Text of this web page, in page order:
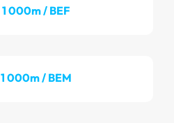
1 000m / BEF
1 000m / BEM